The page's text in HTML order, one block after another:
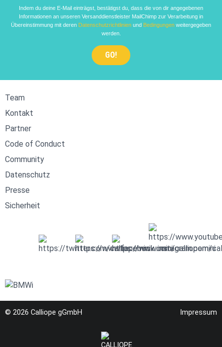
Indem du deine E-Mail einträgst, bestätigst du, dass die von dir angegebenen
Informationen an unseren Versanddienstleister MailChimp zur Verarbeitung in
Übereinstimmung mit deren Datenschutzrichtlinien und Bedingungen weitergegeben
werden.
Team
Kontakt
Partner
Code of Conduct
Community
Datenschutz
Presse
Sicherheit
© 2026 Calliope gGmbH Impressum